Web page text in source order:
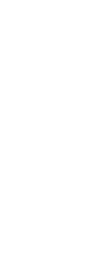
Cheddar Fort au